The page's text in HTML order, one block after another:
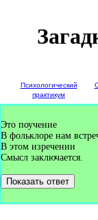
Психологический
практикум
Это поучение
В фольклоре нам
В этом изречении
Смысл заключается.
Показать ответ